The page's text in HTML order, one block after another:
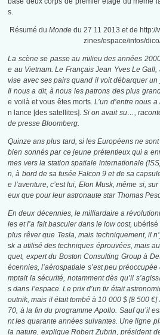
s.
Résumé du Mondedu 27 11 2013 et de http://
zines/espace/infos/
La scène se passe au milieu des années
e au Vietnam. Le Français Jean Yves Le Gall,
vise avec ses pairs quand il voit débarquer
Il nous a dit, à nous les patrons des plus
e voilà et vous êtes morts. L’un d’entre nous
n lance [des satellites]. Si on avait su…,
de presse Bloomberg.
Quinze ans plus tard, si les Européens ne
bien sonnés par ce jeune prétentieux qui a
mes vers la station spatiale internationale
n, à bord de sa fusée Falcon 9 et de sa
e l’aventure, c’est lui, Elon Musk, même si,
eux que pour leur astronaute star Thomas
En deux décennies, le milliardaire a
les et l’a fait basculer dans le low cost,ubérisé
plus rêver que Tesla, mais techniquement, il
sk a utilisé des techniques éprouvées, mais
quet, expert du Boston Consulting Group à
écennies, l’aérospatiale s’est peu
mptait la sécurité, notamment dès qu’il
s dans l’espace. Le prix d’un tir était
outnik, mais il était tombé à 10 000 $ [8 500
70, à la fin du programme Apollo. Sauf qu’il
nt les quarante années suivantes. Une ligne
la nature, explique Robert Zubrin, président